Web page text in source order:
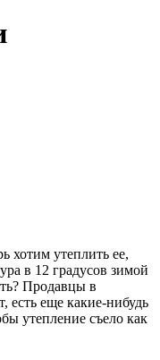
хотим утеплить ее,
в 12 градусов зимой
Продавцы в
есть еще какие-нибудь
утепление съело как